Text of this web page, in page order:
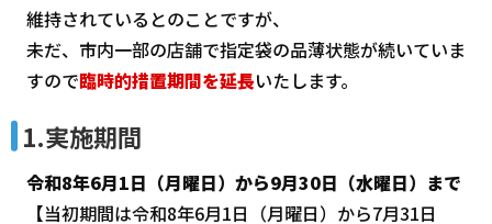
維持されているとのことですが、
未だ、市内一部の店舗で指定袋の品薄状態が続いていま
すので臨時的措置期間を延長いたします。
1.実施期間
令和8年6月1日（月曜日）から9月30日（水曜日）まで
【当初期間は令和8年6月1日（月曜日）から7月31日